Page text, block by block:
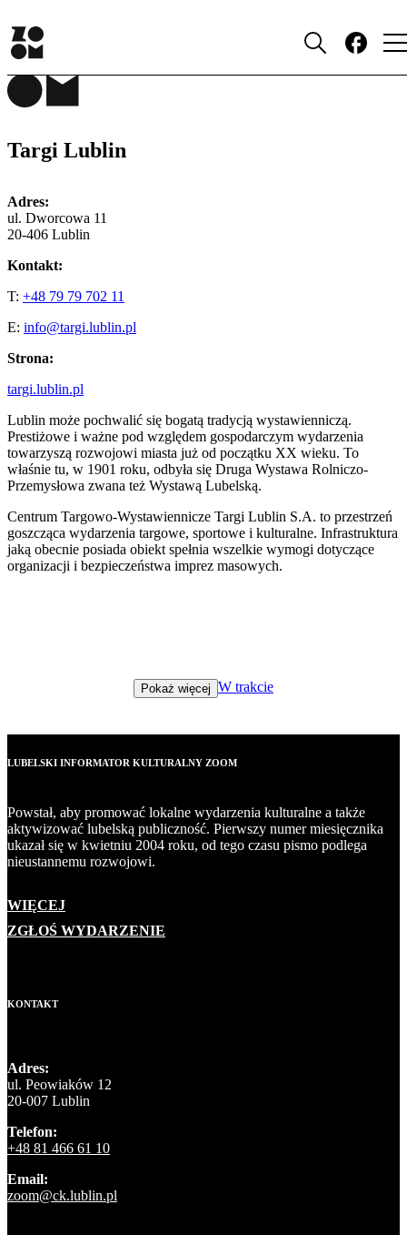
MIEJSCA
Targi Lublin
Adres:
ul. Dworcowa 11
20-406 Lublin
Kontakt:
T: +48 79 79 702 11
E: info@targi.lublin.pl
Strona:
targi.lublin.pl
Lublin może pochwalić się bogatą tradycją wystawienniczą.
Prestiżowe i ważne pod względem gospodarczym wydarzenia
towarzyszą rozwojowi miasta już od początku XX wieku. To
właśnie tu, w 1901 roku, odbyła się Druga Wystawa Rolniczo-
Przemysłowa zwana też Wystawą Lubelską.
Centrum Targowo-Wystawiennicze Targi Lublin S.A. to przestrzeń
goszcząca wydarzenia targowe, sportowe i kulturalne. Infrastruktura
jaką obecnie posiada obiekt spełnia wszelkie wymogi dotyczące
organizacji i bezpieczeństwa imprez masowych.
Pokaż więcej W trakcie
LUBELSKI INFORMATOR KULTURALNY ZOOM
Powstał, aby promować lokalne wydarzenia kulturalne a także
aktywizować lubelską publiczność. Pierwszy numer miesięcznika
ukazał się w kwietniu 2004 roku, od tego czasu pismo podlega
nieustannemu rozwojowi.
WIĘCEJ
ZGŁOŚ WYDARZENIE
KONTAKT
Adres:
ul. Peowiaków 12
20-007 Lublin
Telefon:
+48 81 466 61 10
Email:
zoom@ck.lublin.pl